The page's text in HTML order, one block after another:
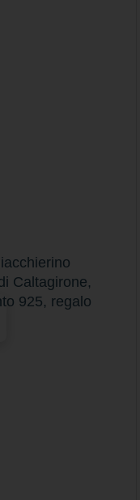
Caltagirone,
925, regalo